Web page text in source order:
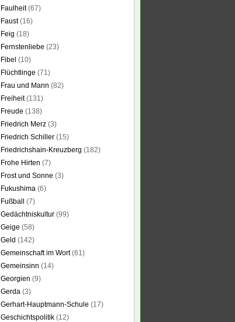
Faulheit(67)
Faust(16)
Feig (18)
Fernstenliebe (23)
Fibel (10)
Flüchtlinge (71)
Frau und Mann (82)
Freiheit(131)
Freude (138)
Friedrich Merz (3)
Friedrich Schiller (15)
Friedrichshain-Kreuzberg (182)
Frohe Hirten (7)
Frost und Sonne (3)
Fukushima (6)
Fußball
(7)
Gedächtniskultur (99)
Geige (58)
Geld (142)
Gemeinschaft im Wort(61)
Gemeinsinn (14)
Georgien (9)
Gerda (3)
Gerhart-Hauptmann-Schule (17)
Geschichtspolitik (12)